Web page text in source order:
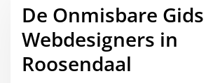
De Onmisbare
Webdesigners in
Roosendaal